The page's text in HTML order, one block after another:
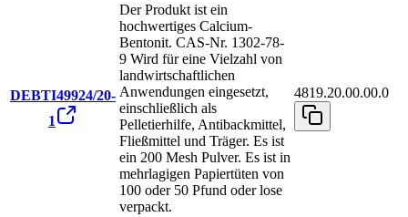
DEBTI49924/20-
1
Der Produkt ist ein
hochwertiges Calcium-
Bentonit. CAS-Nr. 1302-78-
9 Wird für eine Vielzahl von
landwirtschaftlichen
Anwendungen eingesetzt,
einschließlich als
Pelletierhilfe, Antibackmittel,
Fließmittel und Träger. Es ist
ein 200 Mesh Pulver. Es ist in
mehrlagigen Papiertüten von
100 oder 50 Pfund oder lose
verpackt.
4819.20.00.00.0